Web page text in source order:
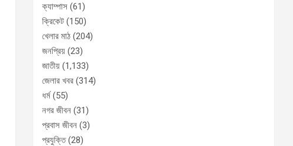
ক্যাম্পাস (61)
ক্রিকেট (150)
খেলার মাঠ (204)
জনপ্রিয় (23)
জাতীয় (1,133)
জেলার খবর (314)
ধর্ম(55)
নগর জীবন (31)
প্রবাস জীবন (3)
প্রযুক্তি(28)